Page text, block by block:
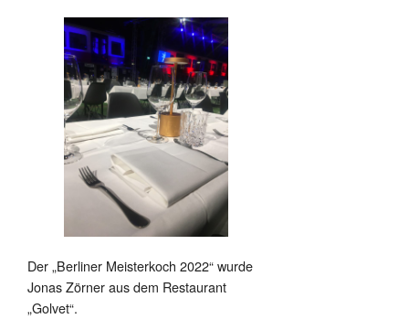
Der „Berliner Meisterkoch 2022“ wurde
Jonas Zörner aus dem Restaurant
„Golvet“.